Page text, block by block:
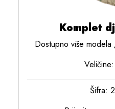
Komplet
Dostupno više
Šifra: